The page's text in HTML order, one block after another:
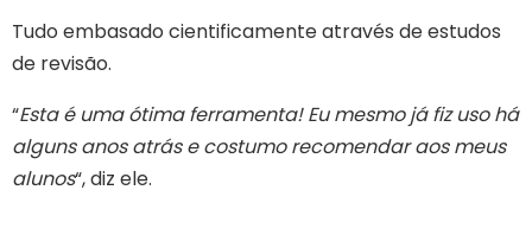
Tudo embasado cientificamente através de estudos
de revisão.
“Esta é uma ótima ferramenta! Eu mesmo já fiz uso há
alguns anos atrás e costumo recomendar aos meus
alunos“, diz ele.